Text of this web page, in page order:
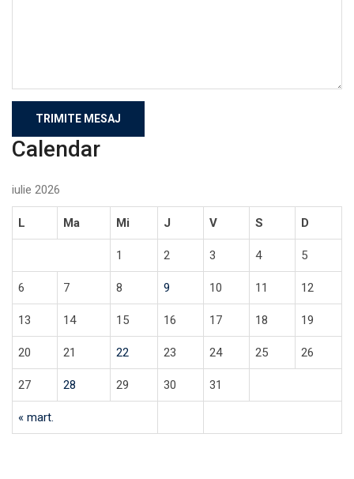
Calendar
iulie 2026
L Ma Mi J V S D
« mart.
1 2 3 4 5
6 7 8 9 10 11 12
13 14 15 16 17 18 19
20 21 22 23 24 25 26
27 28 29 30 31